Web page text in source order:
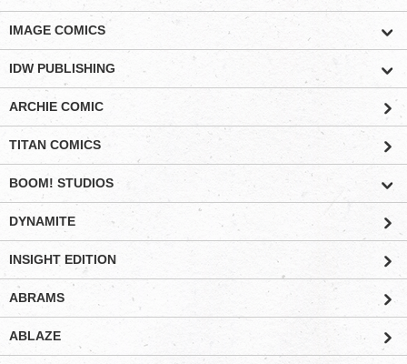
IMAGE COMICS
IDW PUBLISHING
ARCHIE COMIC
TITAN COMICS
BOOM! STUDIOS
DYNAMITE
INSIGHT EDITION
ABRAMS
ABLAZE